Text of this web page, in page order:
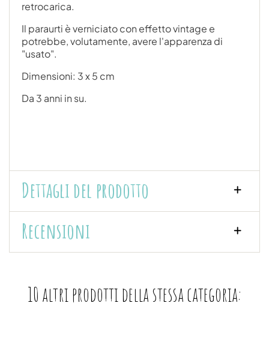
retrocarica.
Il paraurti è verniciato con effetto vintage e
potrebbe, volutamente, avere l'apparenza di
"usato".
Dimensioni: 3 x 5 cm
Da 3 anni in su.
Dettagli del prodotto
Recensioni
10 altri prodotti della stessa categoria: